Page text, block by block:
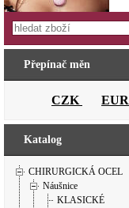
Přepínač měn
CZK EUR
Katalog
CHIRURGICKÁ OCEL
Náušnice
KLASICKÉ